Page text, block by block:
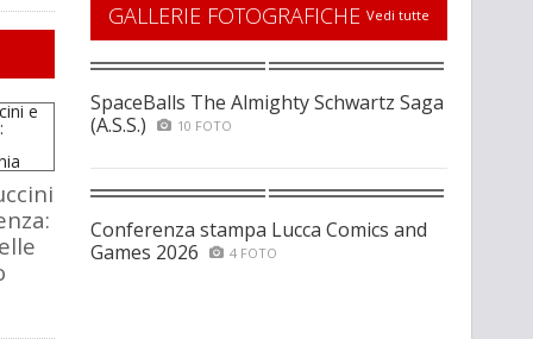
GALLERIE FOTOGRAFICHE Vedi tutte
SpaceBalls The Almighty Schwartz Saga
(A.S.S.)
10 FOTO
Conferenza stampa Lucca Comics and
Games 2026
4 FOTO